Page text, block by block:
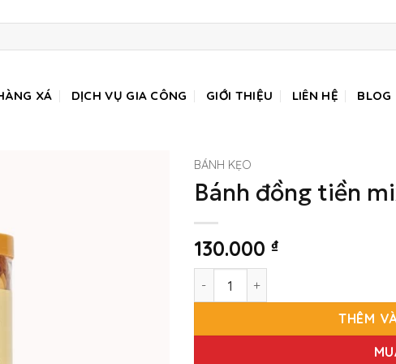
XÁ DỊCH VỤ GIA CÔNG GIỚI THIỆU LIÊN HỆ BLOG
BÁNH KẸO
Bánh đồng tiền
130.000 ₫
THÊM